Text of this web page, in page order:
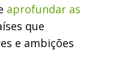
aprofundar as
que
e ambições